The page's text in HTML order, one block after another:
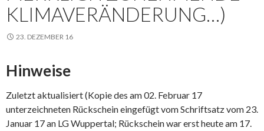
KLIMAVERÄNDERUNG…)
23. DEZEMBER 16
Hinweise
Zuletzt aktualisiert (Kopie des am 02. Februar 17
unterzeichneten Rückschein eingefügt vom Schriftsatz vom 23.
Januar 17 an LG Wuppertal; Rückschein war erst heute am 17.